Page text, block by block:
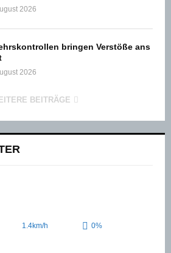
2026
bringen Verstöße ans
2026
BEITRÄGE
1.4km/h 0%